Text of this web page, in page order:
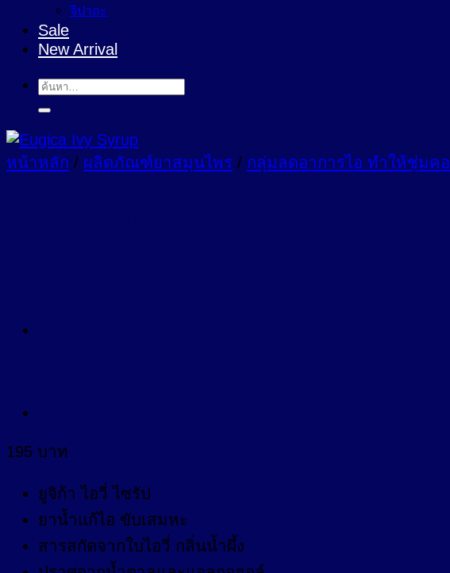
จิปาถะ
Sale
New Arrival
ค้นหา:
หน้าหลัก / ผลิตภัณฑ์ยาสมุนไพร / กลุ่มลดอาการไอ ทำให้ชุ่มคอ
195 บาท
ยูจิก้า ไอวี่ ไซรัป
ยาน้ำแก้ไอ ขับเสมหะ
สารสกัดจากใบไอวี่ กลิ่นน้ำผึ้ง